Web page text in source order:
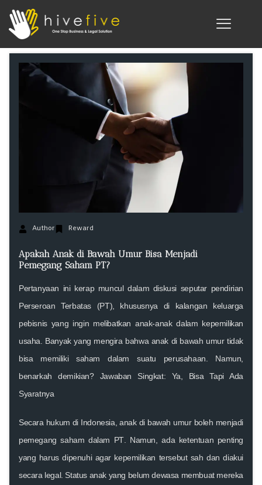
Author Reward
Apakah Anak di Bawah Umur Bisa Menjadi
Pemegang Saham PT?
Pertanyaan ini kerap muncul dalam diskusi seputar pendirian
Perseroan Terbatas (PT), khususnya di kalangan keluarga
pebisnis yang ingin melibatkan anak-anak dalam kepemilikan
usaha. Banyak yang mengira bahwa anak di bawah umur tidak
bisa memiliki saham dalam suatu perusahaan. Namun,
benarkah demikian? Jawaban Singkat: Ya, Bisa Tapi Ada
Syaratnya
Secara hukum di Indonesia,anak di bawah umur boleh menjadi
pemegang saham dalam PT. Namun, ada ketentuan penting
yang harus dipenuhi agar kepemilikan tersebut sah dan diakui
secara legal. Status anak yang belum dewasa membuat mereka